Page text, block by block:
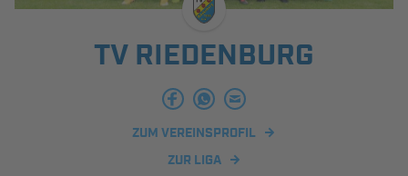
INFOTHEK SPIELPLUS
TV RIEDENBURG
ZUM VEREINSPROFIL
ZUR LIGA